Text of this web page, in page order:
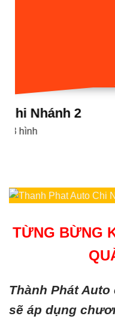
Chi Nhánh 1
16 hình
TỪNG BỪNG
Thành Phát
sẽ áp dụng